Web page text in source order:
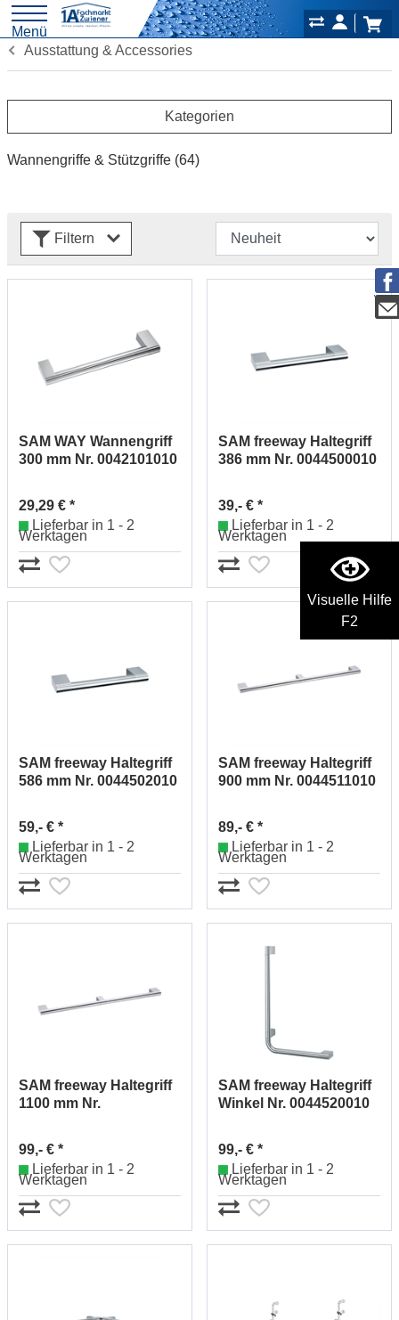
Visuelle Hilfe
F2
Menü
Ausstattung & Accessories
Kategorien
Wannengriffe & Stützgriffe (64)
Filtern
SAM WAY Wannengriff
300 mm Nr. 0042101010
29,29 € *
Lieferbar in 1 - 2
Werktagen
SAM freeway Haltegriff
386 mm Nr. 0044500010
39,- € *
Lieferbar in 1 - 2
Werktagen
SAM freeway Haltegriff
586 mm Nr. 0044502010
59,- € *
Lieferbar in 1 - 2
Werktagen
SAM freeway Haltegriff
900 mm Nr. 0044511010
89,- € *
Lieferbar in 1 - 2
Werktagen
SAM freeway Haltegriff
1100 mm Nr.
99,- € *
Lieferbar in 1 - 2
Werktagen
SAM freeway Haltegriff
Winkel Nr. 0044520010
99,- € *
Lieferbar in 1 - 2
Werktagen